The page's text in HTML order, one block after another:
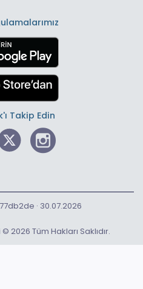
Takip Edin
2026 Tüm Hakları Saklıdır.
· 30.07.2026